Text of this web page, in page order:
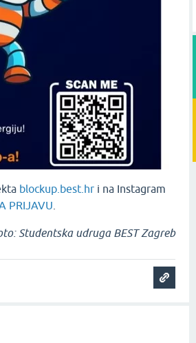
blockup.best.hr i na Instagram
PRIJAVU
Studentska udruga BEST Zagreb